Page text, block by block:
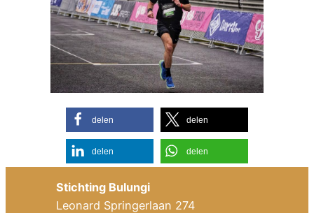
delen delen
delen delen
Stichting Bulungi
Leonard Springerlaan 274